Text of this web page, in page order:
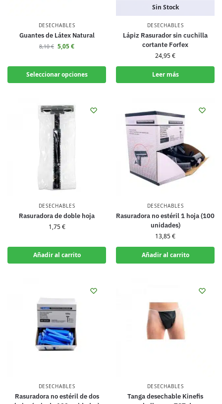
DESECHABLES
Guantes de Látex Natural
8,10€ 5,05€
Seleccionar opciones
Sin Stock
DESECHABLES
Lápiz Rasurador sin cuchilla
cortante Forfex
24,95€
Leer más
DESECHABLES
Rasuradora de doble hoja
1,75€
Añadir al carrito
DESECHABLES
Rasuradora no estéril 1 hoja (100
unidades)
13,85€
Añadir al carrito
DESECHABLES
Rasuradora no estéril de dos
DESECHABLES
Tanga desechable Kinefis